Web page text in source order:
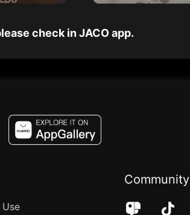
check in JACO app.
Community